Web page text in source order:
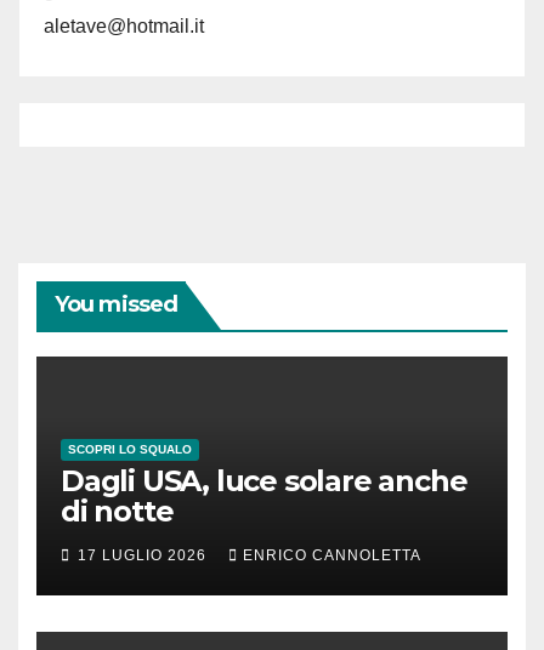
aletave@hotmail.it
You missed
SCOPRI LO SQUALO
Dagli USA, luce solare anche
di notte
17 LUGLIO 2026 ENRICO CANNOLETTA